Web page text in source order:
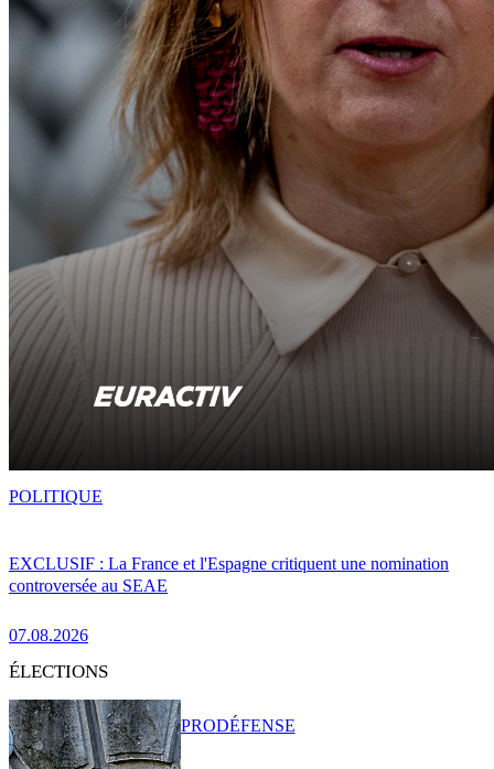
EXCLUSIF : La France et l'Espagne critiquent une nomination
controversée au SEAE
07.08.2026
POLITIQUE
ÉLECTIONS
PRODÉFENSE